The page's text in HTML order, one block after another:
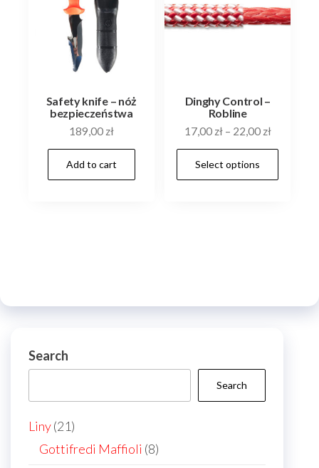
be
chosen
Safety knife – nóż
bezpieczeństwa
189,00 zł
Add to cart
Dinghy Control –
Robline
17,00 zł– 22,00 zł
Select options
Search
Search
Liny 2121
products
Gottifredi Maffioli 88